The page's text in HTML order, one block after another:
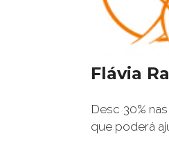
Flávia
Desc 30%
que poderá